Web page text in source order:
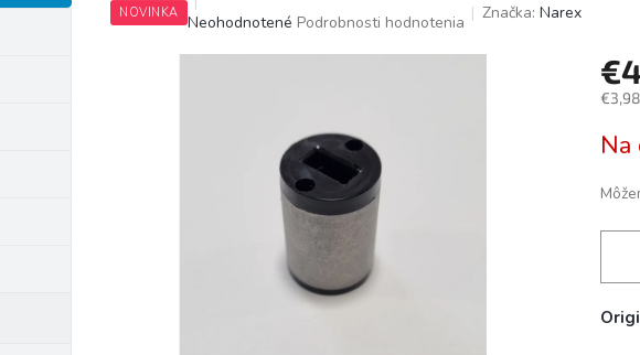
NOVINKA Priemerné
Neohodnotené Podrobnosti hodnotenia Značka:Narex
cena: